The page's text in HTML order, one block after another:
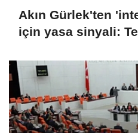
Akın Gürlek'ten
için yasa sinyali: